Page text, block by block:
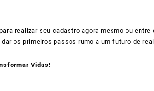
para realizar seu cadastro agora mesmo ou
os primeiros passos rumo a um futuro de
Vidas!